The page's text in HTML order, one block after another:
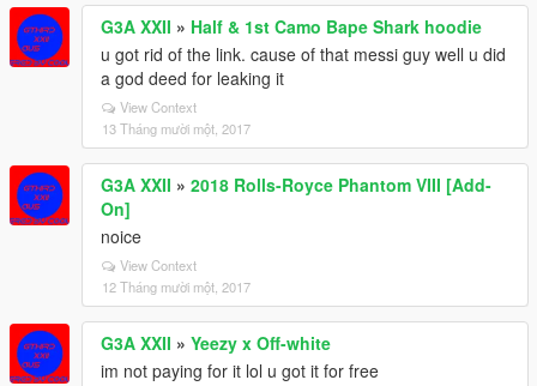
G3A XXII » Half & 1st Camo Bape Shark hoodie
u got rid of the link. cause of that messi guy well u did
a god deed for leaking it
View Context
13 Tháng mười một, 2017
G3A XXII » 2018 Rolls-Royce Phantom VIII [Add-
On]
noice
View Context
12 Tháng mười một, 2017
G3A XXII » Yeezy x Off-white
im not paying for it lol u got it for free